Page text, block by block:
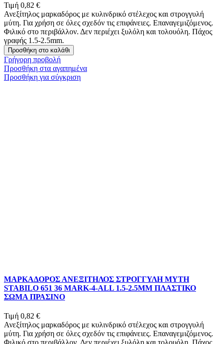
Τιμή 0,82 €
Ανεξίτηλος μαρκαδόρος με κυλινδρικό στέλεχος και στρογγυλή
μύτη. Για χρήση σε όλες σχεδόν τις επιφάνειες. Επαναγεμιζόμενος.
Φιλικό στο περιβάλλον. Δεν περιέχει ξυλόλη και τολουόλη. Πάχος
γραφής 1.5-2.5mm.
Προσθήκη στο καλάθι
Γρήγορη προβολή
Προσθήκη στα αγαπημένα
Προσθήκη για σύγκριση
ΜΑΡΚΑΔΟΡΟΣ ΑΝΕΞΙΤΗΛΟΣ ΣΤΡΟΓΓΥΛΗ ΜΥΤΗ
STABILO 651 36 MARK-4-ALL 1.5-2.5ΜΜ ΠΛΑΣΤΙΚΟ
ΣΩΜΑ ΠΡΑΣΙΝΟ
Τιμή 0,82 €
Ανεξίτηλος μαρκαδόρος με κυλινδρικό στέλεχος και στρογγυλή
μύτη. Για χρήση σε όλες σχεδόν τις επιφάνειες. Επαναγεμιζόμενος.